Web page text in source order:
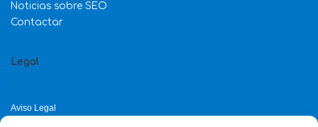
Noticias sobre SEO
Contactar
Legal
Aviso Legal